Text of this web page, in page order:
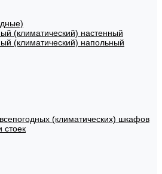
(климатический) настенный
(климатический) напольный
(климатических) шкафов
стоек